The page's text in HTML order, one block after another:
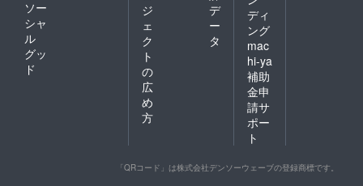
ものを与えてくれるら
しく１人でもかけるダ
メらしい。だけど僕は
その一体感から抜けよ
うと必死になる。僕が
みんなと同じように歌
うと他の生徒と同じに
なってしまうからだ。
ソー
シャ
ル
グッ
ド
ジ
ェ
ク
ト
の
広
め
方
デ
ー
タ
ディ
ング
mac
hi-ya
補助
金申
請サ
ポー
ト
「QRコード」は株式会社デンソーウェーブの登録商標です。